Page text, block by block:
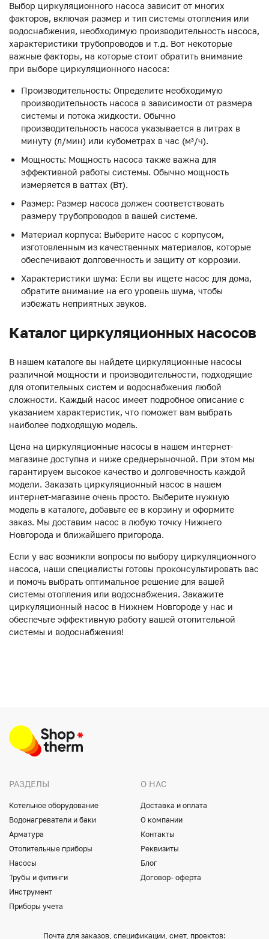
Выбор циркуляционного насоса зависит от многих
факторов, включая размер и тип системы отопления или
водоснабжения, необходимую производительность насоса,
характеристики трубопроводов и т.д. Вот некоторые
важные факторы, на которые стоит обратить внимание
при выборе циркуляционного насоса:
Производительность: Определите необходимую
производительность насоса в зависимости от размера
системы и потока жидкости. Обычно
производительность насоса указывается в литрах в
минуту (л/мин) или кубометрах в час (м³/ч).
Мощность: Мощность насоса также важна для
эффективной работы системы. Обычно мощность
измеряется в ваттах (Вт).
Размер: Размер насоса должен соответствовать
размеру трубопроводов в вашей системе.
Материал корпуса: Выберите насос с корпусом,
изготовленным из качественных материалов, которые
обеспечивают долговечность и защиту от коррозии.
Характеристики шума: Если вы ищете насос для дома,
обратите внимание на его уровень шума, чтобы
избежать неприятных звуков.
Каталог циркуляционных насосов
В нашем каталоге вы найдете циркуляционные насосы
различной мощности и производительности, подходящие
для отопительных систем и водоснабжения любой
сложности. Каждый насос имеет подробное описание с
указанием характеристик, что поможет вам выбрать
наиболее подходящую модель.
Цена на циркуляционные насосы в нашем интернет-
магазине доступна и ниже среднерыночной. При этом мы
гарантируем высокое качество и долговечность каждой
модели. Заказать циркуляционный насос в нашем
интернет-магазине очень просто. Выберите нужную
модель в каталоге, добавьте ее в корзину и оформите
заказ. Мы доставим насос в любую точку Нижнего
Новгорода и ближайшего пригорода.
Если у вас возникли вопросы по выбору циркуляционного
насоса, наши специалисты готовы проконсультировать вас
и помочь выбрать оптимальное решение для вашей
системы отопления или водоснабжения. Закажите
циркуляционный насос в Нижнем Новгороде у нас и
обеспечьте эффективную работу вашей отопительной
системы и водоснабжения!
РАЗДЕЛЫ
Котельное оборудование
Водонагреватели и баки
Арматура
Отопительные приборы
Насосы
Трубы и фитинги
Инструмент
Приборы учета
О НАС
Доставка и оплата
О компании
Контакты
Реквизиты
Блог
Договор- оферта
Почта для заказов, спецификации, смет, проектов: